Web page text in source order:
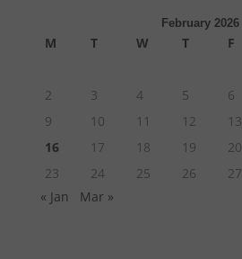
February 2026
M T W T F
2
3 4 5 6
9
10 11 12 13
16
17 18 19 20
23
24 25 26 27
« Jan
Mar »